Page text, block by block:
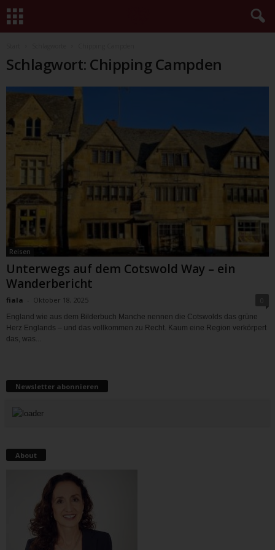
Schlagwort: Chipping Campden
Reisen
Unterwegs auf dem Cotswold Way – ein
Wanderbericht
fiala - Oktober 18, 2025
England wie aus dem Bilderbuch Manche nennen die Cotswolds das grüne
Herz Englands – und das vollkommen zu Recht. Kaum eine Region verkörpert
das, was...
Newsletter abonnieren
About